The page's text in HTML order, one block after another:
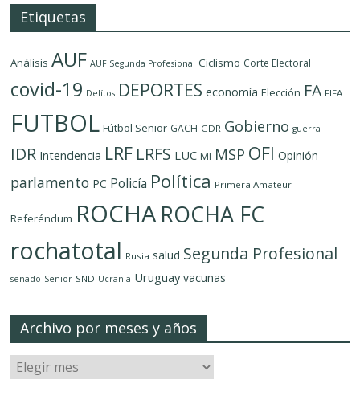
Etiquetas
Análisis AUF AUF Segunda Profesional Ciclismo Corte Electoral
covid-19 Delítos DEPORTES economía Elección FA FIFA
FUTBOL Fútbol Senior GACH GDR Gobierno guerra
IDR Intendencia LRF LRFS LUC MI MSP OFI Opinión
parlamento PC Policía Política Primera Amateur
Referéndum ROCHAROCHA FC
rochatotal Rusia salud Segunda Profesional
senado Senior SND Ucrania Uruguay vacunas
Archivo por meses y años